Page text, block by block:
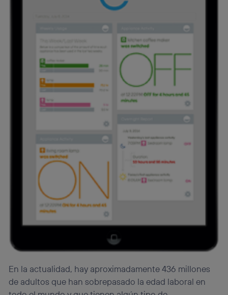
En la actualidad, hay aproximadamente 436 millones
de adultos que han sobrepasado la edad laboral en